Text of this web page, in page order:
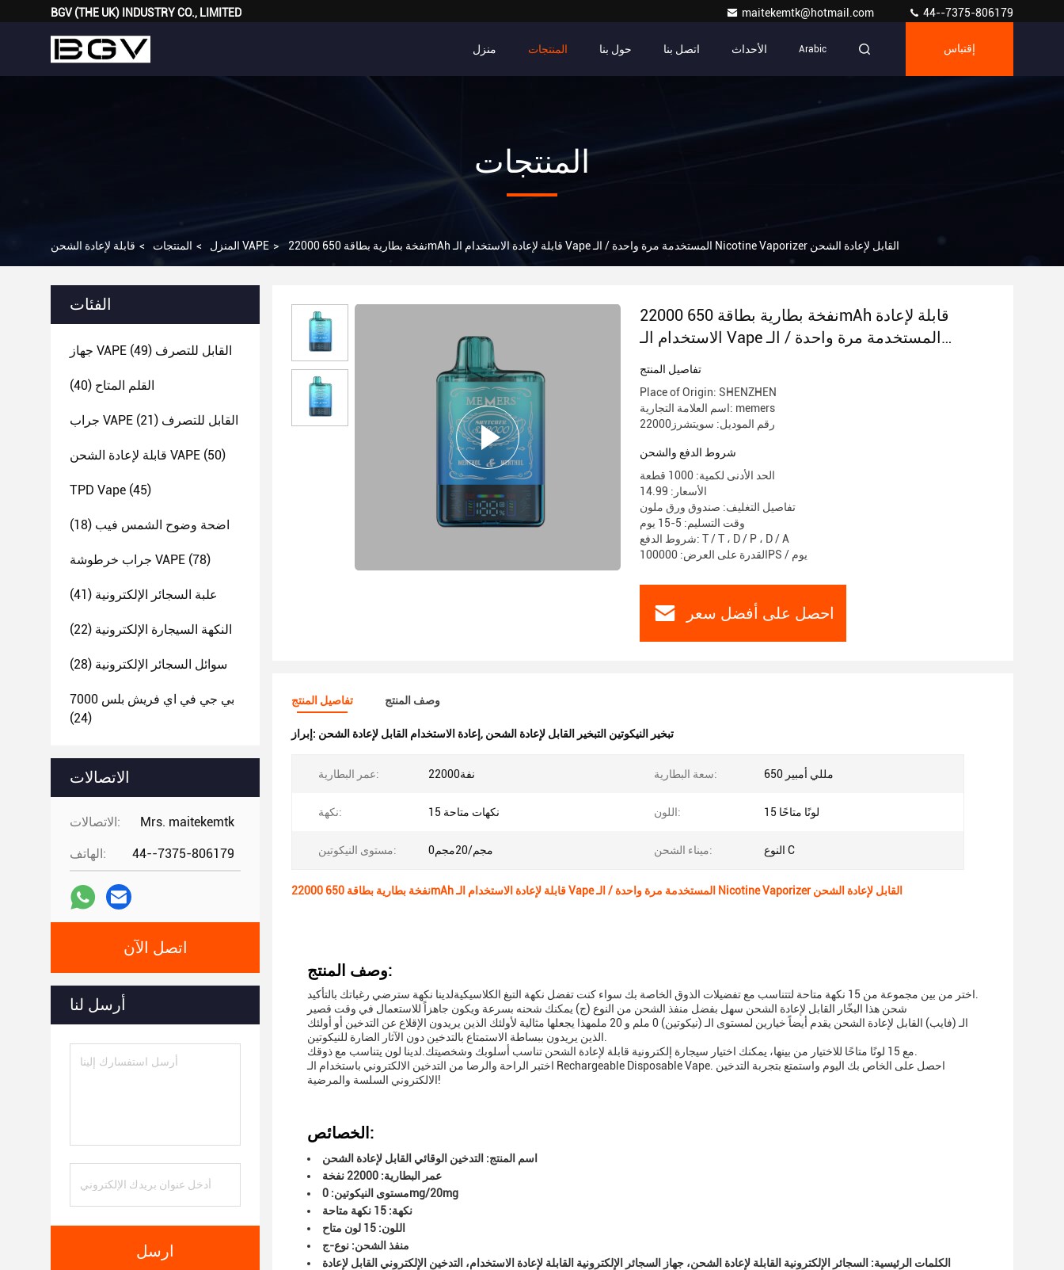
BGV (THE UK) INDUSTRY CO., LIMITED maitekemtk@hotmail.com 44--7375-806179
منزل المنتجات حول بنا اتصل بنا الأحداث Arabic إقتباس
المنتجات
المنزل > المنتجات > قابلة لإعادة الشحن VAPE > 22000 نفخة بطارية بطاقة 650mAh قابلة لإعادة الاستخدام الـ Vape المستخدمة مرة واحدة / الـ Nicotine Vaporizer القابل لإعادة الشحن
الفئات
جهاز VAPE القابل للتصرف (49)
القلم المتاح (40)
جراب VAPE القابل للتصرف (21)
قابلة لإعادة الشحن VAPE (50)
TPD Vape (45)
اضحة وضوح الشمس فيب (18)
جراب خرطوشة VAPE (78)
علبة السجائر الإلكترونية (41)
النكهة السيجارة الإلكترونية (22)
سوائل السجائر الإلكترونية (28)
بي جي في اي فريش بلس 7000
(24)
الاتصالات
الاتصالات: Mrs. maitekemtk
الهاتف: 44--7375-806179
اتصل الآن
أرسل لنا
ارسل
22000 نفخة بطارية بطاقة 650mAh قابلة لإعادة
الاستخدام الـ Vape المستخدمة مرة واحدة / الـ
تفاصيل المنتج
Place of Origin: SHENZHEN
اسم العلامة التجارية: memers
رقم الموديل: سويتشرز22000
شروط الدفع والشحن
الحد الأدنى لكمية: 1000 قطعة
الأسعار: 14.99
تفاصيل التغليف: صندوق ورق ملون
وقت التسليم: 5-15 يوم
شروط الدفع: T / T ، D / P ، D / A
القدرة على العرض: 100000PS / يوم
احصل على أفضل سعر
تفاصيل المنتج وصف المنتج
إبراز: إعادة الاستخدام القابل لإعادة الشحن , تبخير النيكوتين التبخير القابل لإعادة الشحن
عمر البطارية: 22000نفة سعة البطارية: 650 مللي أمبير
نكهة: 15 نكهات متاحة اللون: 15 لونًا متاحًا
مستوى النيكوتين: 0مجم/20مجم ميناء الشحن: النوع C
22000 نفخة بطارية بطاقة 650mAh قابلة لإعادة الاستخدام الـ Vape المستخدمة مرة واحدة / الـ Nicotine Vaporizer القابل لإعادة الشحن
وصف المنتج:
شحن هذا البخّار القابل لإعادة الشحن سهل بفضل منفذ الشحن من النوع (ج) يمكنك شحنه بسرعة ويكون جاهزاً للاستعمال في وقت قصير
الـ (فايب) القابل لإعادة الشحن يقدم أيضاً خيارين لمستوى الـ (نيكوتين) 0 ملم و 20 ملمهذا يجعلها مثالية لأولئك الذين يريدون الإقلاع عن التدخين أو أولئك
اختبر الراحة والرضا من التدخين الالكتروني باستخدام الـ Rechargeable Disposable Vape. احصل على الخاص بك اليوم واستمتع بتجربة التدخين
الالكتروني السلسة والمرضية!
الخصائص:
اسم المنتج: التدخين الوقائي القابل لإعادة الشحن
عمر البطارية: 22000 نفخة
مستوى النيكوتين: 0mg/20mg
نكهة: 15 نكهة متاحة
اللون: 15 لون متاح
منفذ الشحن: نوع-ج
الكلمات الرئيسية: السجائر الإلكترونية القابلة لإعادة الشحن، جهاز السجائر الإلكترونية القابلة لإعادة الاستخدام، التدخين الإلكتروني القابل لإعادة